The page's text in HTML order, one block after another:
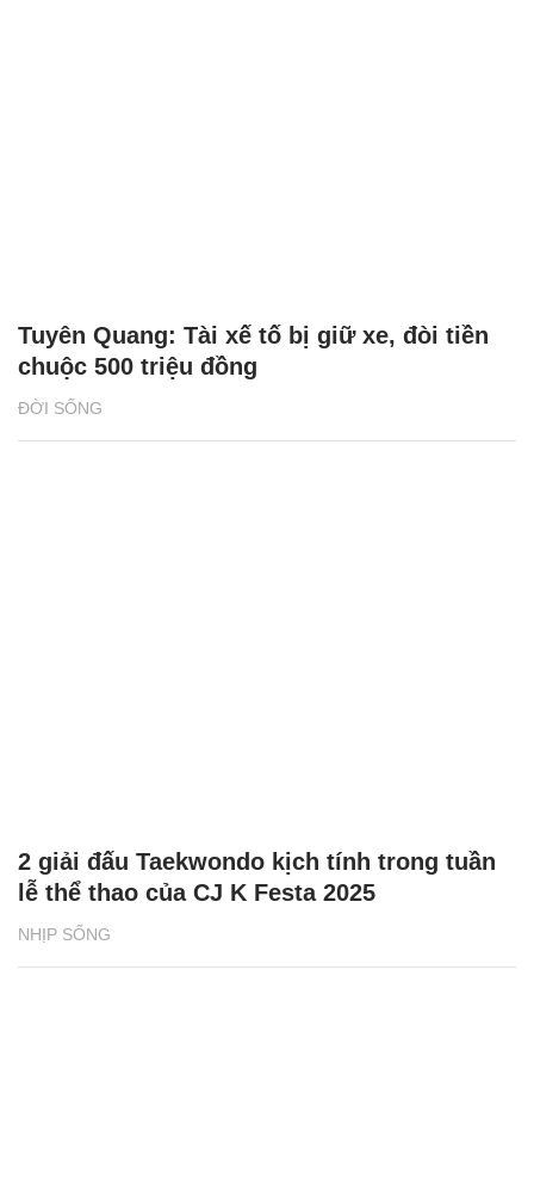
ĐỜI SỐNG
Tuyên Quang: Tài xế tố bị giữ xe, đòi tiền
chuộc 500 triệu đồng
NHỊP SỐNG
2 giải đấu Taekwondo kịch tính trong tuần
lễ thể thao của CJ K Festa 2025